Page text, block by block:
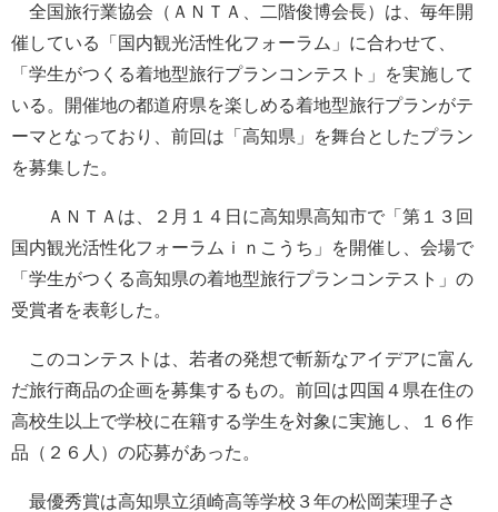
全国旅行業協会（ＡＮＴＡ、二階俊博会長）は、毎年開
催している「国内観光活性化フォーラム」に合わせて、
「学生がつくる着地型旅行プランコンテスト」を実施して
いる。開催地の都道府県を楽しめる着地型旅行プランがテ
ーマとなっており、前回は「高知県」を舞台としたプラン
を募集した。
ＡＮＴＡは、２月１４日に高知県高知市で「第１３回
国内観光活性化フォーラムｉｎこうち」を開催し、会場で
「学生がつくる高知県の着地型旅行プランコンテスト」の
受賞者を表彰した。
このコンテストは、若者の発想で斬新なアイデアに富ん
だ旅行商品の企画を募集するもの。前回は四国４県在住の
高校生以上で学校に在籍する学生を対象に実施し、１６作
品（２６人）の応募があった。
最優秀賞は高知県立須崎高等学校３年の松岡茉理子さ